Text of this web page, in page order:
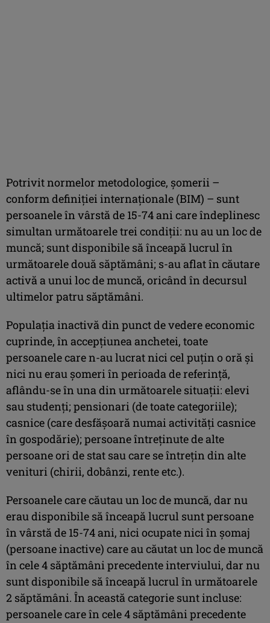
Potrivit normelor metodologice, şomerii –
conform definiţiei internaţionale (BIM) – sunt
persoanele în vârstă de 15-74 ani care îndeplinesc
simultan următoarele trei condiţii: nu au un loc de
muncă; sunt disponibile să înceapă lucrul în
următoarele două săptămâni; s-au aflat în căutare
activă a unui loc de muncă, oricând în decursul
ultimelor patru săptămâni.
Populaţia inactivă din punct de vedere economic
cuprinde, în accepţiunea anchetei, toate
persoanele care n-au lucrat nici cel puţin o oră şi
nici nu erau şomeri în perioada de referinţă,
aflându-se în una din următoarele situaţii: elevi
sau studenţi; pensionari (de toate categoriile);
casnice (care desfăşoară numai activităţi casnice
în gospodărie); persoane întreţinute de alte
persoane ori de stat sau care se întreţin din alte
venituri (chirii, dobânzi, rente etc.).
Persoanele care căutau un loc de muncă, dar nu
erau disponibile să înceapă lucrul sunt persoane
în vârstă de 15-74 ani, nici ocupate nici în şomaj
(persoane inactive) care au căutat un loc de muncă
în cele 4 săptămâni precedente interviului, dar nu
sunt disponibile să înceapă lucrul în următoarele
2 săptămâni. În această categorie sunt incluse:
persoanele care în cele 4 săptămâni precedente